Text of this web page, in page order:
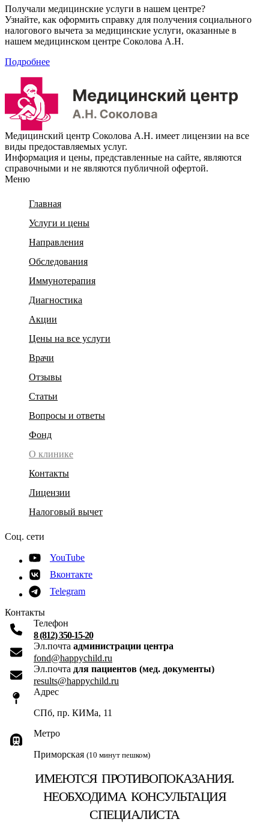
Получали медицинские услуги в нашем центре?
Узнайте, как оформить справку для получения социального
налогового вычета за медицинские услуги, оказанные в
нашем медицинском центре Соколова А.Н.
Подробнее
Медицинский центр Соколова А.Н. имеет лицензии на все
виды предоставляемых услуг.
Информация и цены, представленные на сайте, являются
справочными и не являются публичной офертой.
Меню
Главная
Услуги и цены
Направления
Обследования
Иммунотерапия
Диагностика
Акции
Цены на все услуги
Врачи
Отзывы
Статьи
Вопросы и ответы
Фонд
О клинике
Контакты
Лицензии
Налоговый вычет
Соц. сети
YouTube
Вконтакте
Telegram
Контакты
Телефон
8 (812) 350-15-20
Эл.почта администрации центра
fond@happychild.ru
Эл.почта для пациентов (мед. документы)
results@happychild.ru
Адрес
СПб, пр. КИМа, 11
Метро
Приморская (10 минут пешком)
ИМЕЮТСЯ ПРОТИВОПОКАЗАНИЯ.
НЕОБХОДИМА КОНСУЛЬТАЦИЯ
СПЕЦИАЛИСТА